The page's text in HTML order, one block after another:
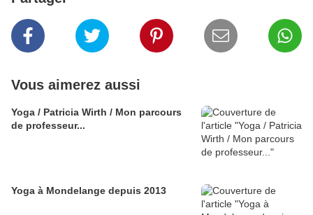
Vous aimerez aussi
Yoga / Patricia Wirth / Mon parcours
de professeur...
Yoga à Mondelange depuis 2013